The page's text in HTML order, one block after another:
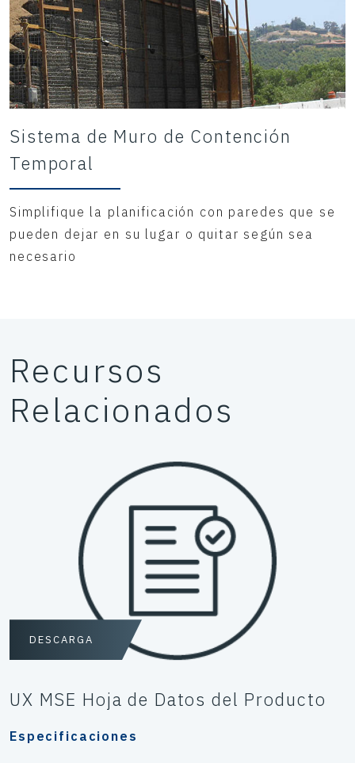
Sistema de Muro de Contención
Temporal
Simplifique la planificación con paredes que se
pueden dejar en su lugar o quitar según sea
necesario
Recursos
Relacionados
DESCARGA
UX MSE Hoja de Datos del Producto
Especificaciones